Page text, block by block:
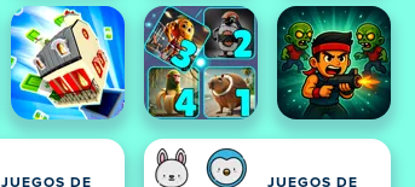
JUEGOS DE
JUEGOS DE